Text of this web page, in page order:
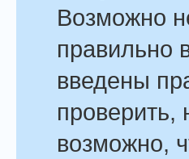
Возможно
правильно
введены
возможно,